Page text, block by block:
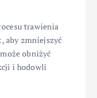
trawienia
aby zmniejszyć
obniżyć
i hodowli